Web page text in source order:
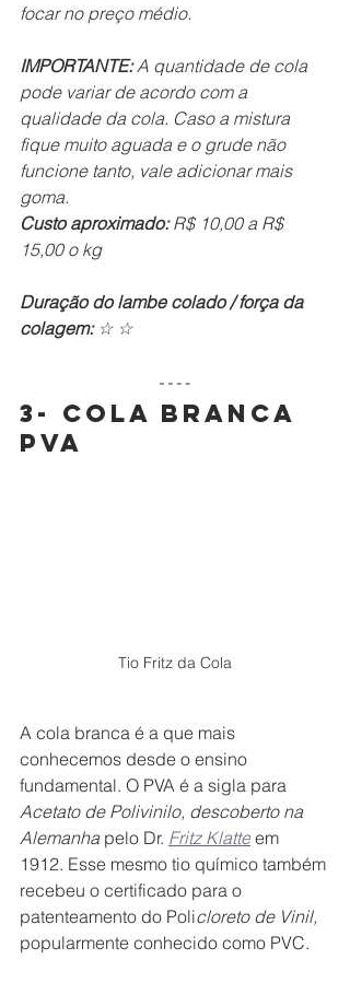
focar no preço médio.
IMPORTANTE: A quantidade de cola
pode variar de acordo com a
qualidade da cola. Caso a mistura
fique muito aguada e o grude não
funcione tanto, vale adicionar mais
goma.
Custo aproximado: R$ 10,00 a R$
15,00 o kg
Duração do lambe colado / força da
colagem: ☆ ☆
3- Cola Branca
PVA
Tio Fritz da Cola
A cola branca é a que mais
conhecemos desde o ensino
fundamental. O PVA é a sigla para
Acetato de Polivinilo, descoberto na
Alemanha pelo Dr. Fritz Klatte em
1912. Esse mesmo tio químico também
recebeu o certificado para o
patenteamento do Policloreto de Vinil,
popularmente conhecido como PVC.